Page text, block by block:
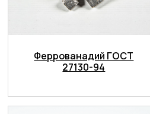
Феррованадий ГОСТ
27130-94